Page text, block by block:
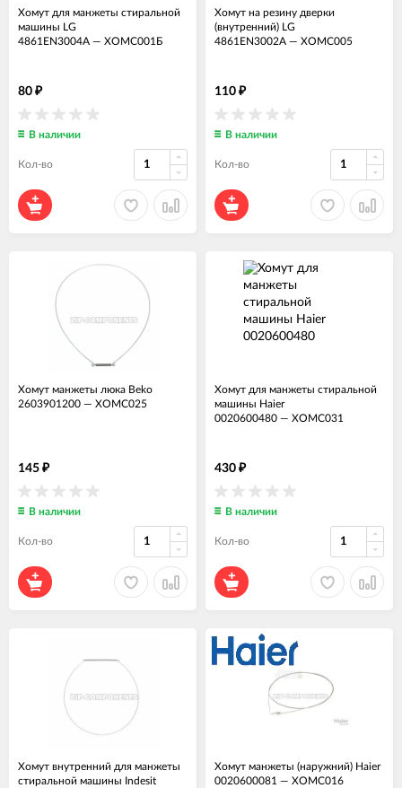
Хомут для манжеты стиральной
машины LG
4861EN3004A — ХОМС001Б
80 ₽
В наличии
Кол-во
Хомут на резину дверки
(внутренний) LG
4861EN3002A — ХОМС005
110 ₽
В наличии
Кол-во
Хомут манжеты люка Beko
2603901200 — ХОМС025
145 ₽
В наличии
Кол-во
Хомут для манжеты стиральной
машины Haier
0020600480 — ХОМС031
430 ₽
В наличии
Кол-во
Хомут внутренний для манжеты
стиральной машины Indesit
Хомут манжеты (наружний) Haier
0020600081 — ХОМС016